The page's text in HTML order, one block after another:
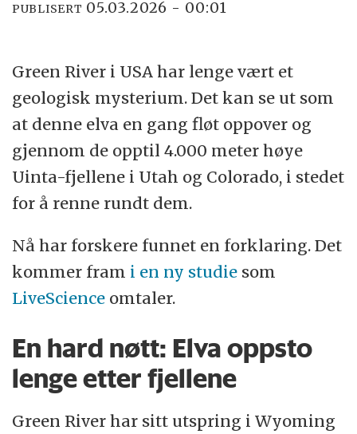
PUBLISERT 05.03.2026 - 00:01
Green River i USA har lenge vært et
geologisk mysterium. Det kan se ut som
at denne elva en gang fløt oppover og
gjennom de opptil 4.000 meter høye
Uinta-fjellene i Utah og Colorado, i stedet
for å renne rundt dem.
Nå har forskere funnet en forklaring. Det
kommer fram i en ny studie som
LiveScience omtaler.
En hard nøtt: Elva oppsto
lenge etter fjellene
Green River har sitt utspring i Wyoming